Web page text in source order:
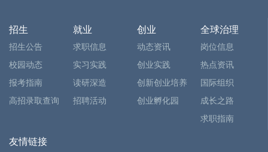
招生
招生公告
校园动态
报考指南
高招录取查询
就业
求职信息
实习实践
读研深造
招聘活动
创业
动态资讯
创业实践
创新创业培养
创业孵化园
全球治理
岗位信息
热点资讯
国际组织
成长之路
求职指南
友情链接